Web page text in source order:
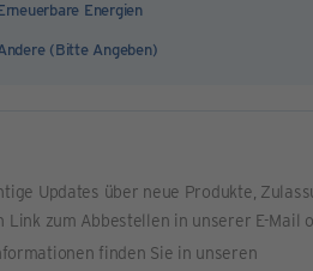
Energien
(Bitte Angeben)
Updates über neue Produkte,
zum Abbestellen in unserer E-Mail
finden Sie in unseren